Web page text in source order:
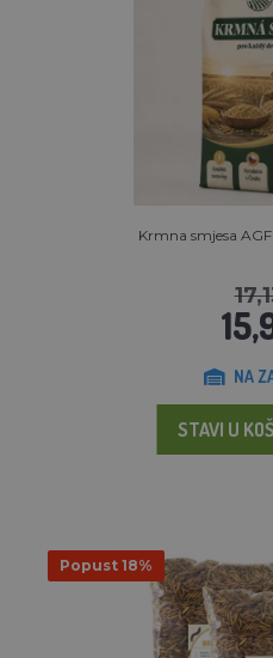
Krmna smjesa
NA
STAVI U
Popust 18%